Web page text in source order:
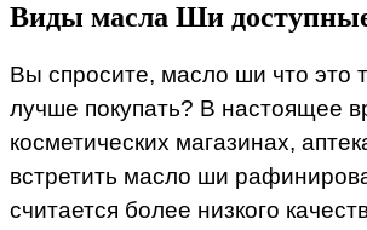
Виды масла Ши
Вы спросите, масло ши что это
лучше покупать? В настоящее
косметических магазинах,
встретить масло ши
считается более низкого